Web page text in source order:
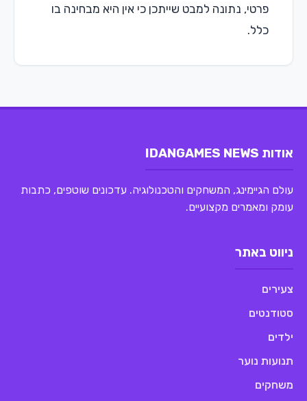
פרטי, נתונה למבט שייתכן כי אין היא מבחינה בו
כלל.
אודות IDANGAMES NEWS
עולם הגיימינג, המשחקים והטכנולוגיה. עדכונים שוטפים, כתבות
עומק ומאמרים מקצועיים.
ניווט באתר
צעירים
סטודנטים
ילדים
תנועות נוער
משחקים